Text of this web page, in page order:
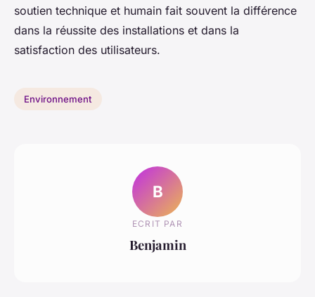
soutien technique et humain fait souvent la différence
dans la réussite des installations et dans la
satisfaction des utilisateurs.
Environnement
B
ECRIT PAR
Benjamin